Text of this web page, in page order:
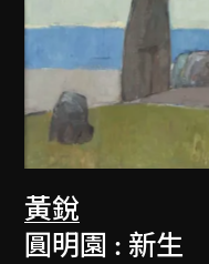
黃銳
圓明園 : 新生